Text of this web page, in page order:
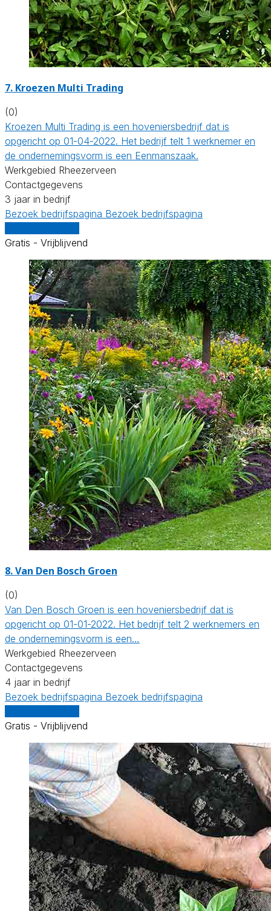
7. Kroezen Multi Trading
(0)
Kroezen Multi Trading is een hoveniersbedrijf dat is
opgericht op 01-04-2022. Het bedrijf telt 1 werknemer en
de ondernemingsvorm is een Eenmanszaak.
Werkgebied Rheezerveen
Contactgegevens
3 jaar in bedrijf
Bezoek bedrijfspagina Bezoek bedrijfspagina
Gratis - Vrijblijvend
8.Van Den Bosch Groen
(0)
Van Den Bosch Groen is een hoveniersbedrijf dat is
opgericht op 01-01-2022. Het bedrijf telt 2 werknemers en
de ondernemingsvorm is een…
Werkgebied Rheezerveen
Contactgegevens
4 jaar in bedrijf
Bezoek bedrijfspagina Bezoek bedrijfspagina
Gratis - Vrijblijvend